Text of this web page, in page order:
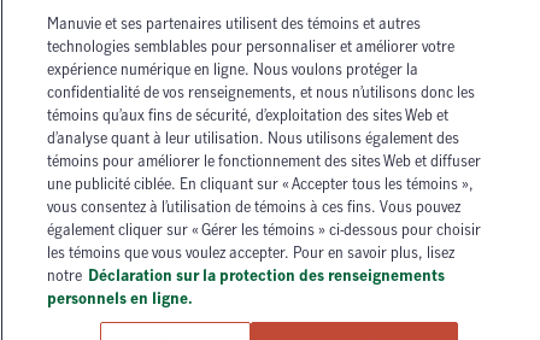
Les circonstances individuelles peuvent varier. Vous pouvez communiquer avec l’un des
conseillers en assurance autorisés de Manuvie ou avec votre agent d’assurance autorisé si
vous avez besoin de conseils sur vos besoins en matière d’assurance.
Manuvie et ses partenaires utilisent des témoins et autres
technologies semblables pour personnaliser et améliorer votre
expérience numérique en ligne. Nous voulons protéger la
confidentialité de vos renseignements, et nous n’utilisons donc les
témoins qu’aux fins de sécurité, d’exploitation des sites Web et
d’analyse quant à leur utilisation. Nous utilisons également des
témoins pour améliorer le fonctionnement des sites Web et diffuser
une publicité ciblée. En cliquant sur « Accepter tous les témoins »,
vous consentez à l’utilisation de témoins à ces fins. Vous pouvez
également cliquer sur « Gérer les témoins » ci-dessous pour choisir
les témoins que vous voulez accepter. Pour en savoir plus, lisez
notre Déclaration sur la protection des renseignements
personnels en ligne.